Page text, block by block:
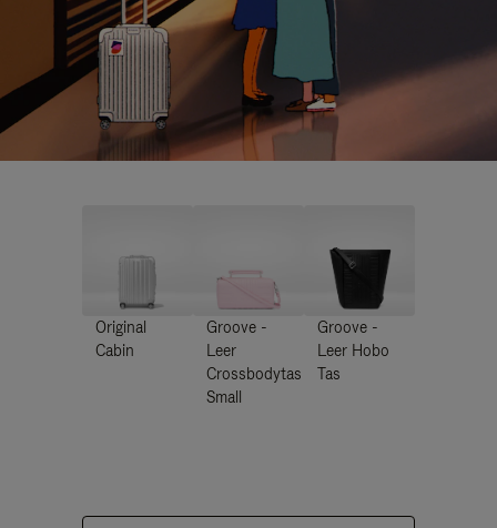
Original
Cabin
Groove -
Leer
Crossbodytas
Small
Groove -
Leer Hobo
Tas